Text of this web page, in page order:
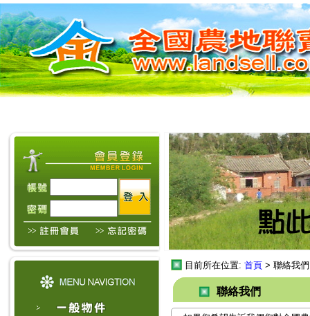
目前所在位置: 首頁 > 聯絡我
聯絡我們